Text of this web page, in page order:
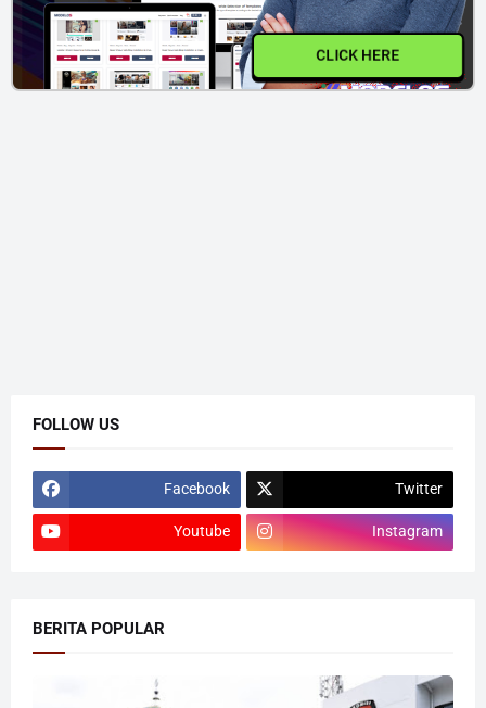
CLICK HERE
FOLLOW US
Facebook Twitter
Youtube Instagram
BERITA POPULAR